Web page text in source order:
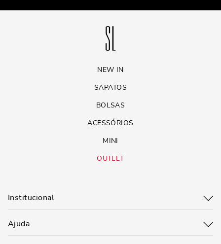
NEW IN
SAPATOS
BOLSAS
ACESSÓRIOS
MINI
OUTLET
Institucional
Ajuda